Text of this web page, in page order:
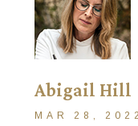
Abigail Hill
MAR 28, 2022